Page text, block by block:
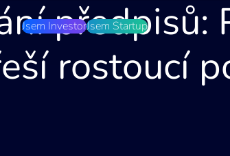
Jsem InvestorJsem Startup
předpisů:
rostoucí